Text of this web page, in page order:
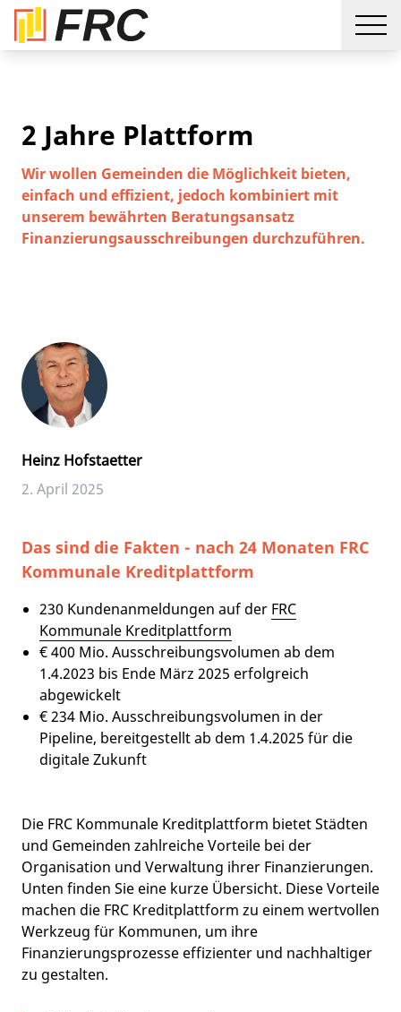
2 Jahre Plattform
Wir wollen Gemeinden die Möglichkeit bieten,
einfach und effizient, jedoch kombiniert mit
unserem bewährten Beratungsansatz
Finanzierungsausschreibungen durchzuführen.
Heinz Hofstaetter
2. April 2025
Das sind die Fakten - nach 24 Monaten FRC
Kommunale Kreditplattform
230 Kundenanmeldungen auf der FRC
Kommunale Kreditplattform
€ 400 Mio. Ausschreibungsvolumen ab dem
1.4.2023 bis Ende März 2025 erfolgreich
abgewickelt
€ 234 Mio. Ausschreibungsvolumen in der
Pipeline, bereitgestellt ab dem 1.4.2025 für die
digitale Zukunft
Die FRC Kommunale Kreditplattform bietet Städten
und Gemeinden zahlreiche Vorteile bei der
Organisation und Verwaltung ihrer Finanzierungen.
Unten finden Sie eine kurze Übersicht. Diese Vorteile
machen die FRC Kreditplattform zu einem wertvollen
Werkzeug für Kommunen, um ihre
Finanzierungsprozesse effizienter und nachhaltiger
zu gestalten.